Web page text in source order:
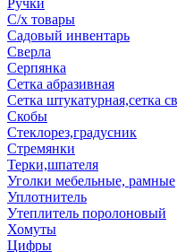
Ручки
С/х товары
Садовый инвентарь
Сверла
Серпянка
Сетка абразивная
Сетка штукатурная,сетка
Скобы
Стеклорез,градусник
Стремянки
Терки,шпателя
Уголки мебельные, рамные
Уплотнитель
Утеплитель поролоновый
Хомуты
Цифры